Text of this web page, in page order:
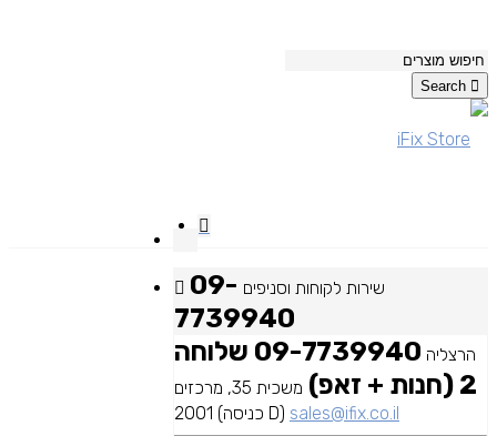
Search
שירות לקוחות וסניפים 09-
7739940
הרצליה
09-7739940 שלוחה
2 (חנות + זאפ)
משכית 35, מרכזים
2001 (כניסה D) sales@ifix.co.il